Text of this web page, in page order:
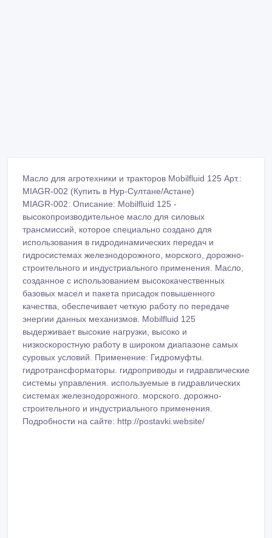
Масло для агротехники и тракторов Mobilfluid 125 Арт.:
MIAGR-002 (Купить в Нур-Султане/Астане)
MIAGR-002: Описание: Mobilfluid 125 -
высокопроизводительное масло для силовых
трансмиссий, которое специально создано для
использования в гидродинамических передач и
гидросистемах железнодорожного, морского, дорожно-
строительного и индустриального применения. Масло,
созданное с использованием высококачественных
базовых масел и пакета присадок повышенного
качества, обеспечивает четкую работу по передаче
энергии данных механизмов. Mobilfluid 125
выдерживает высокие нагрузки, высоко и
низкоскоростную работу в широком диапазоне самых
суровых условий. Применение: Гидромуфты.
гидротрансформаторы. гидроприводы и гидравлические
системы управления. используемые в гидравлических
системах железнодорожного. морского. дорожно-
строительного и индустриального применения.
Подробности на сайте: http://postavki.website/